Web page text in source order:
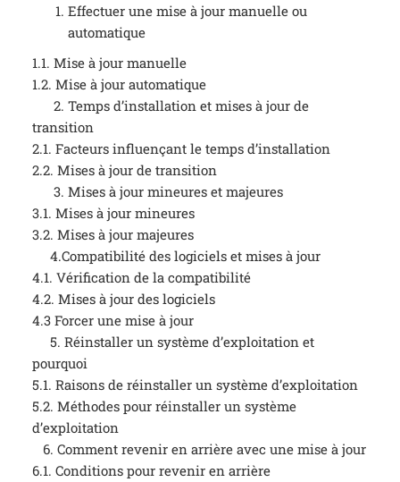
Effectuer une mise à jour manuelle ou
automatique
1.1. Mise à jour manuelle
1.2. Mise à jour automatique
2. Temps d’installation et mises à jour de
transition
2.1. Facteurs influençant le temps d’installation
2.2. Mises à jour de transition
3. Mises à jour mineures et majeures
3.1. Mises à jour mineures
3.2. Mises à jour majeures
4.Compatibilité des logiciels et mises à jour
4.1. Vérification de la compatibilité
4.2. Mises à jour des logiciels
4.3 Forcer une mise à jour
5. Réinstaller un système d’exploitation et
pourquoi
5.1. Raisons de réinstaller un système d’exploitation
5.2. Méthodes pour réinstaller un système
d’exploitation
6. Comment revenir en arrière avec une mise à jour
6.1. Conditions pour revenir en arrière